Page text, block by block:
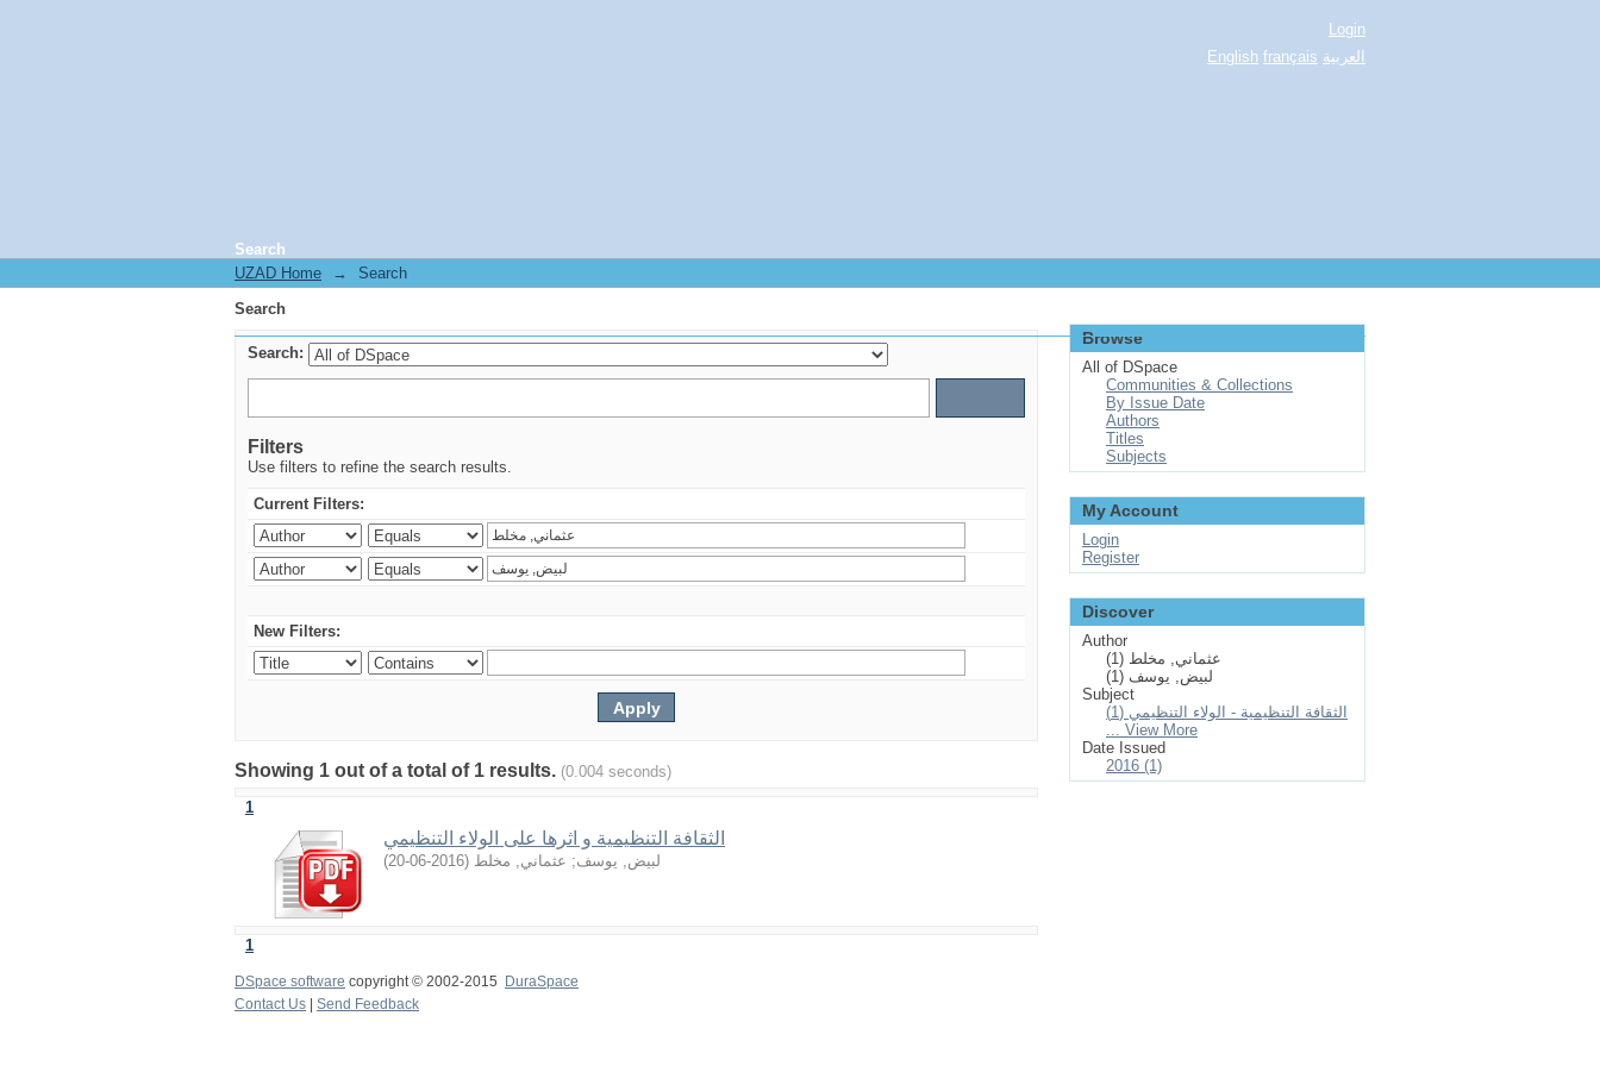
Search
Login
English français العربية
UZAD Home →
Search
Search
Search:
Filters
Use filters to refine the search results.
Current Filters:
New Filters:
Showing 1 out of a total of 1 results. (0.004 seconds)
1
الثقافة التنظيمية و اثرها على الولاء التنظيمي
لبيض, يوسف; عثماني, مخلط (
2016-06-20
)
1
Browse
All of DSpace
Communities & Collections
By Issue Date
Authors
Titles
Subjects
My Account
Login
Register
Discover
Author
عثماني, مخلط (1)
لبيض, يوسف (1)
Subject
الثقافة التنظيمية - الولاء التنظيمي (1)
... View More
Date Issued
2016 (1)
DSpace software copyright © 2002-2015
DuraSpace
Contact Us
Send Feedback